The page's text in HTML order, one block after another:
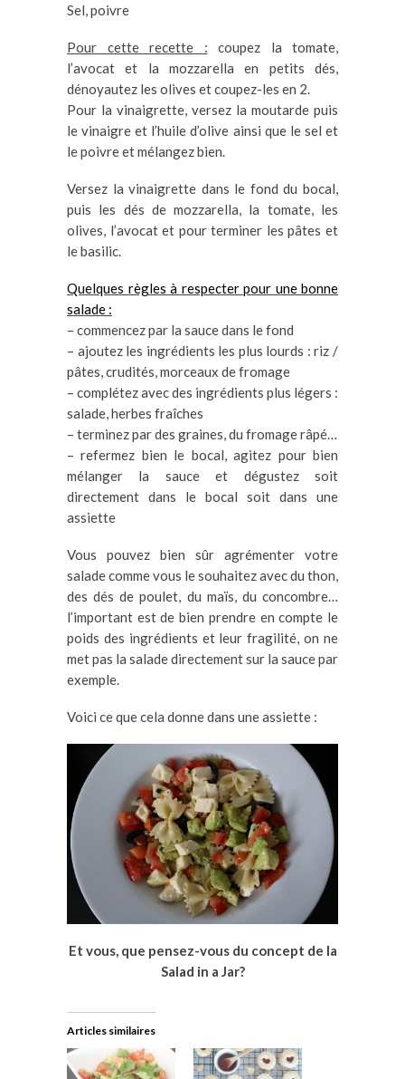
Sel, poivre
Pour cette recette : coupez la tomate,
l’avocat et la mozzarella en petits dés,
dénoyautez les olives et coupez-les en 2.
Pour la vinaigrette, versez la moutarde puis
le vinaigre et l’huile d’olive ainsi que le sel et
le poivre et mélangez bien.
Versez la vinaigrette dans le fond du bocal,
puis les dés de mozzarella, la tomate, les
olives, l’avocat et pour terminer les pâtes et
le basilic.
Quelques règles à respecter pour une bonne
salade :
– commencez par la sauce dans le fond
– ajoutez les ingrédients les plus lourds : riz /
pâtes, crudités, morceaux de fromage
– complétez avec des ingrédients plus légers :
salade, herbes fraîches
– terminez par des graines, du fromage râpé…
– refermez bien le bocal, agitez pour bien
mélanger la sauce et dégustez soit
directement dans le bocal soit dans une
assiette
Vous pouvez bien sûr agrémenter votre
salade comme vous le souhaitez avec du thon,
des dés de poulet, du maïs, du concombre…
l’important est de bien prendre en compte le
poids des ingrédients et leur fragilité, on ne
met pas la salade directement sur la sauce par
exemple.
Voici ce que cela donne dans une assiette :
Et vous, que pensez-vous du concept de la
Salad in a Jar?
Articles similaires